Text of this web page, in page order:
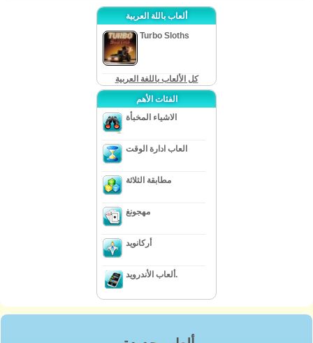
ألعاب باللة العربية
Turbo Sloths
كل الألعاب باللغة العربية
الفئات الأهم
الاشياء المخبأة
العاب ادارة الوقت
مطابقة الثلاثة
مهجونغ
أركانويد
ألعاب الأندرويد.